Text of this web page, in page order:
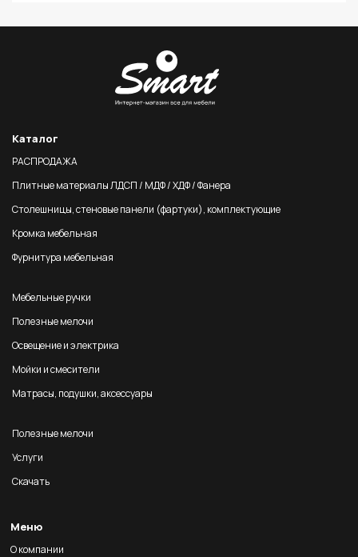
Каталог
РАСПРОДАЖА
Плитные материалы ЛДСП / МДФ / ХДФ / Фанера
Столешницы, стеновые панели (фартуки), комплектующие
Кромка мебельная
Фурнитура мебельная
Мебельные ручки
Полезные мелочи
Освещение и электрика
Мойки и смесители
Матрасы, подушки, аксессуары
Полезные мелочи
Услуги
Скачать
Меню
О компании